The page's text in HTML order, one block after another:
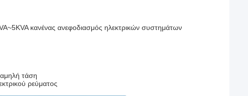
κανένας ανεφοδιασμός ηλεκτρικών συστημάτων
τάση
ρεύματος